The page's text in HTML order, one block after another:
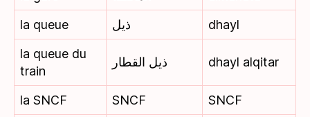
la queue
ذيل
dhayl
la queue du
train
ذيل القطار dhayl alqitar
la SNCF SNCF
SNCF